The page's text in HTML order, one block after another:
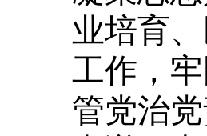
业培育
工作，
管党治